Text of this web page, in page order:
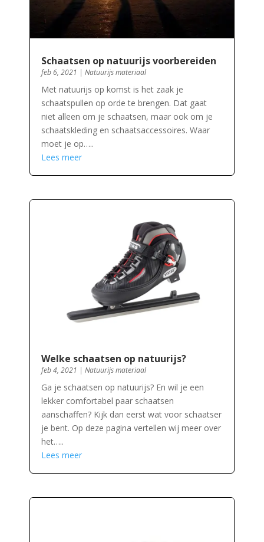
Schaatsen op natuurijs voorbereiden
feb 6, 2021 | Natuurijs materiaal
Met natuurijs op komst is het zaak je
schaatspullen op orde te brengen. Dat gaat
niet alleen om je schaatsen, maar ook om je
schaatskleding en schaatsaccessoires. Waar
moet je op…..
Lees meer
Welke schaatsen op natuurijs?
feb 4, 2021 | Natuurijs materiaal
Ga je schaatsen op natuurijs? En wil je een
lekker comfortabel paar schaatsen
aanschaffen? Kijk dan eerst wat voor schaatser
je bent. Op deze pagina vertellen wij meer over
het…..
Lees meer